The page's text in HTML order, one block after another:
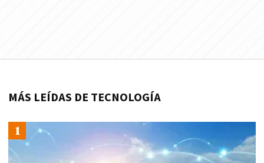
MÁS LEÍDAS DE TECNOLOGÍA